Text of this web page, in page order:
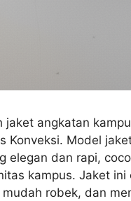
angkatan
Konveksi. Model
elegan dan rapi,
kampus. Jaket
robek, dan